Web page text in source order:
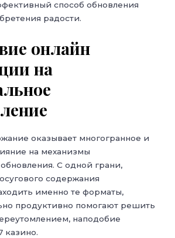
способ обновления
радости.
онлайн
на
оказывает многогранное и
на механизмы
С одной грани,
содержания
именно те форматы,
продуктивно помогают решить
наподобие
казино.